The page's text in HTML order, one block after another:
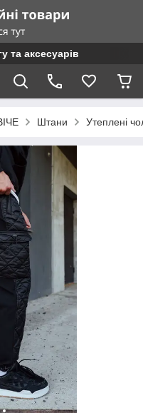
та аксесуарів
Штани Утеплені